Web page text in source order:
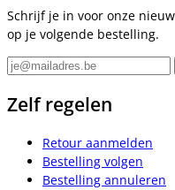
Schrijf je in voor onze
op je volgende bestelling.
Zelf regelen
Retour aanmelden
Bestelling volgen
Bestelling annuleren